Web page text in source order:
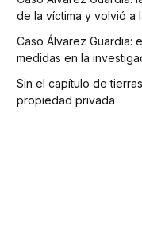
de la víctima y volvió a
Caso Álvarez Guardia:
medidas en la
Sin el capítulo de
propiedad privada